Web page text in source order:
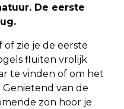
De eerste
of zie je de eerste
fluiten vrolijk
te vinden of om het
van de
zon hoor je